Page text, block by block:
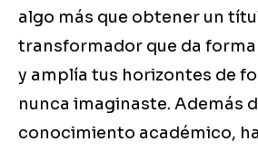
algo más que obtener un
transformador que da
y amplía tus horizontes de
nunca imaginaste. Además
conocimiento académico,